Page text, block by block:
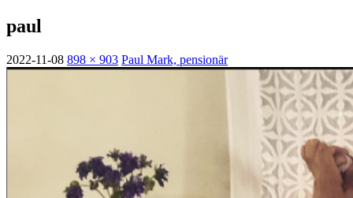
paul
2022-11-08 898 × 903 Paul Mark, pensionär